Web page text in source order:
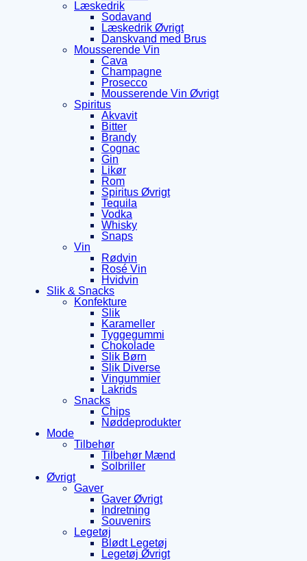
Læskedrik
Sodavand
Læskedrik Øvrigt
Danskvand med Brus
Mousserende Vin
Cava
Champagne
Prosecco
Mousserende Vin Øvrigt
Spiritus
Akvavit
Bitter
Brandy
Cognac
Gin
Likør
Rom
Spiritus Øvrigt
Tequila
Vodka
Whisky
Snaps
Vin
Rødvin
Rosé Vin
Hvidvin
Slik & Snacks
Konfekture
Slik
Karameller
Tyggegummi
Chokolade
Slik Børn
Slik Diverse
Vingummier
Lakrids
Snacks
Chips
Nøddeprodukter
Mode
Tilbehør
Tilbehør Mænd
Solbriller
Øvrigt
Gaver
Gaver Øvrigt
Indretning
Souvenirs
Legetøj
Blødt Legetøj
Legetøj Øvrigt